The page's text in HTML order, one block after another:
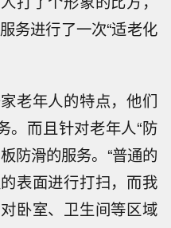
务进行了一次“适老化
老年人的特点，他们
。而且针对老年人“防
防滑的服务。“普通的
表面进行打扫，而我
卧室、卫生间等区域